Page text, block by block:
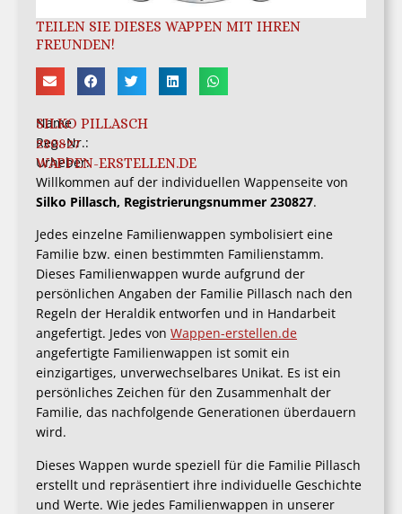
TEILEN SIE DIESES WAPPEN MIT IHREN
FREUNDEN!
Name
SILKO PILLASCH
Reg.-Nr.:
230827
Urheber:
WAPPEN-ERSTELLEN.DE
Willkommen auf der individuellen Wappenseite von
Silko Pillasch, Registrierungsnummer 230827.
Jedes einzelne Familienwappen symbolisiert eine
Familie bzw. einen bestimmten Familienstamm.
Dieses Familienwappen wurde aufgrund der
persönlichen Angaben der Familie Pillasch nach den
Regeln der Heraldik entworfen und in Handarbeit
angefertigt. Jedes von Wappen-erstellen.de
angefertigte Familienwappen ist somit ein
einzigartiges, unverwechselbares Unikat. Es ist ein
persönliches Zeichen für den Zusammenhalt der
Familie, das nachfolgende Generationen überdauern
wird.
Dieses Wappen wurde speziell für die Familie Pillasch
erstellt und repräsentiert ihre individuelle Geschichte
und Werte. Wie jedes Familienwappen in unserer